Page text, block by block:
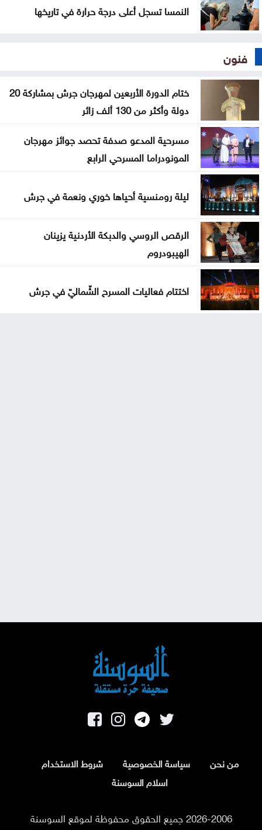
النمسا تسجل أعلى درجة حرارة في تاريخها
فنون
ختام الدورة الأربعين لمهرجان جرش بمشاركة 20
دولة وأكثر من 130 ألف زائر
مسرحية المدعو صدفة تحصد جوائز مهرجان
المونودراما المسرحي الرابع
ليلة رومنسية أحياها خوري ونعمة في جرش
الرقص الروسي والدبكة الأردنية يزينان
الهيبودروم
اختتام فعاليات المسرح الشّماليّ في جرش
من نحن سياسة الخصوصية
شروط الاستخدام
اسلام السوسنة
2026-2006 جميع الحقوق محفوظة لموقع السوسنة